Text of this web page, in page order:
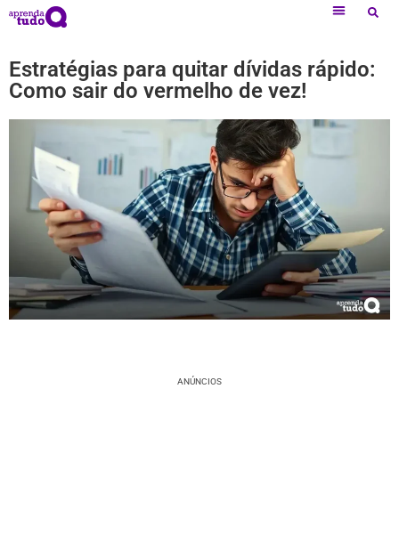
Estratégias para quitar dívidas rápido:
Como sair do vermelho de vez!
ANÚNCIOS